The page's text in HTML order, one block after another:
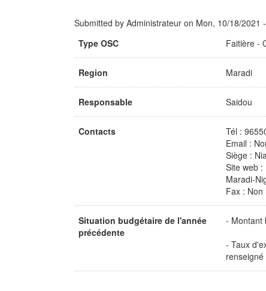
Submitted by Administrateur on Mon, 10/18/2021
Type OSC
Faitière -
Region Maradi
Responsable Saidou
Contacts
Tél :
Email :
Siège :
Site web :
Maradi-
Fax :
Situation budgétaire de l'année
précédente
- Montant
- Taux
renseigné